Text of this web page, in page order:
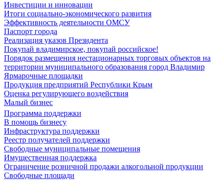
Инвестиции и инновации
Итоги социально-экономического развития
Эффективность деятельности ОМСУ
Паспорт города
Реализация указов Президента
Покупай владимирское, покупай российское!
Порядок размещения нестационарных торговых объектов на
территории муниципального образования город Владимир
Ярмарочные площадки
Продукция предприятий Республики Крым
Оценка регулирующего воздействия
Малый бизнес
Программа поддержки
В помощь бизнесу
Инфраструктура поддержки
Реестр получателей поддержки
Свободные муниципальные помещения
Имущественная поддержка
Ограничение розничной продажи алкогольной продукции
Свободные площади